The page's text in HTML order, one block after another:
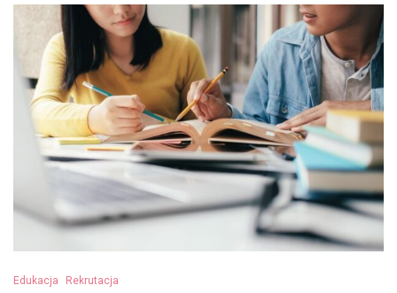
Edukacja Rekrutacja